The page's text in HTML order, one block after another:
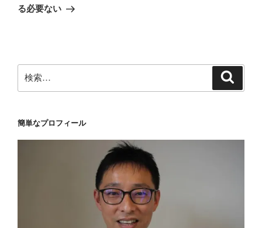
シ
投
る必要ない
索:
簡単なプロフィール